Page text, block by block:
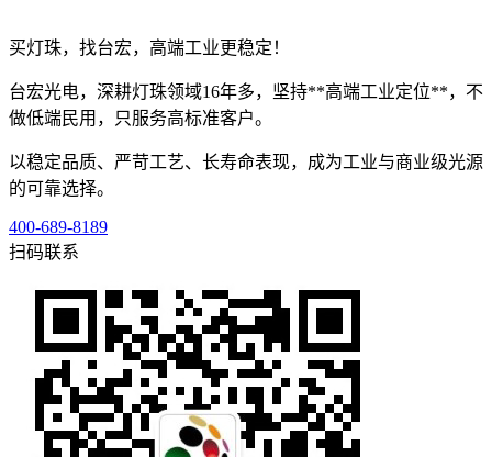
买灯珠，找台宏，高端工业更稳定！
台宏光电，深耕灯珠领域16年多，坚持**高端工业定位**，不
做低端民用，只服务高标准客户。
以稳定品质、严苛工艺、长寿命表现，成为工业与商业级光源
的可靠选择。
400-689-8189
扫码联系